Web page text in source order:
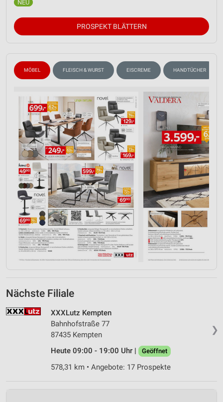
PROSPEKT BLÄTTERN
MÖBEL FLEISCH & WURST EISCREME HANDTÜCHER
Nächste Filiale
❯
XXXLutz Kempten
Bahnhofstraße 77
87435 Kempten
Heute 09:00 - 19:00 Uhr |
Geöffnet
578,31 km • Angebote: 17 Prospekte